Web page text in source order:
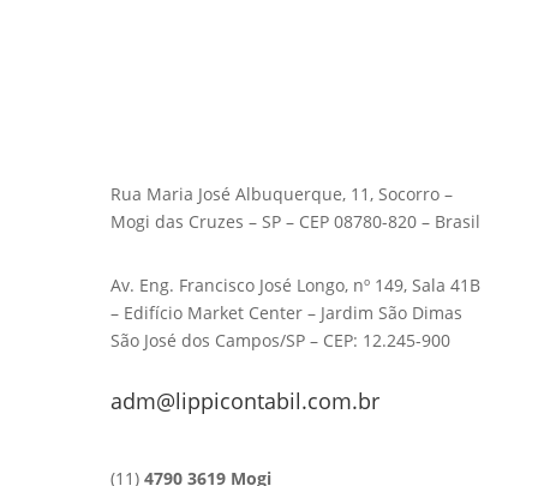
Rua Maria José Albuquerque, 11, Socorro –
Mogi das Cruzes – SP – CEP 08780-820 – Brasil
Av. Eng. Francisco José Longo, nº 149, Sala 41B
– Edifício Market Center – Jardim São Dimas
São José dos Campos/SP – CEP: 12.245-900
adm@lippicontabil.com.br
(11) 4790 3619 Mogi